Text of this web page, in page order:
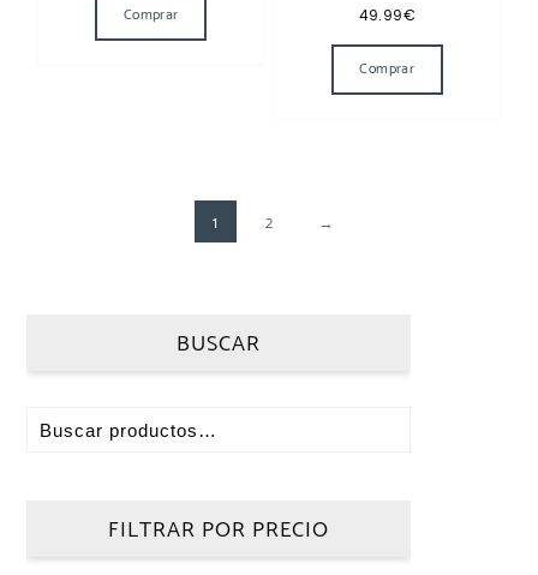
Comprar
con
49.99€
Comprar
Este producto
1 2 →
BUSCAR
FILTRAR POR PRECIO